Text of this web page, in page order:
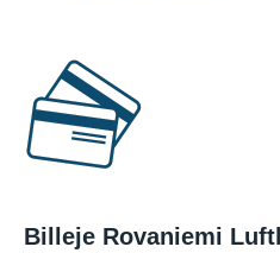
Billeje Rovaniemi